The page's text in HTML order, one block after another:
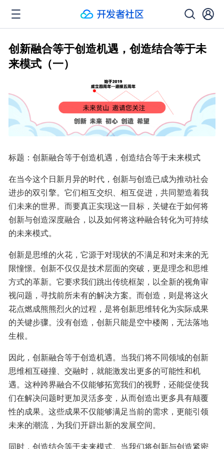
创新融合等于创造机遇，创造结合等于未
来模式（一）
标题：创新融合等于创造机遇，创造结合等于未来模式
在当今这个日新月异的时代，创新与创造已成为推动社会
进步的双引擎。它们相互交织、相互促进，共同塑造着我
们未来的世界。而要真正实现这一目标，关键在于如何将
创新与创造深度融合，以及如何将这种融合转化为可持续
的未来模式。
创新是思维的火花，它源于对现状的不满足和对未来的无
限憧憬。创新不仅仅是技术层面的突破，更是理念和思维
方式的革新。它要求我们跳出传统框架，以全新的视角审
视问题，寻找前所未有的解决方案。而创造，则是将这火
花点燃成熊熊烈火的过程，是将创新思维转化为实际成果
的关键步骤。没有创造，创新只能是空中楼阁，无法落地
生根。
因此，创新融合等于创造机遇。当我们将不同领域的创新
思维相互碰撞、交融时，就能激发出更多的可能性和机
遇。这种跨界融合不仅能够拓宽我们的视野，还能促使我
们在解决问题时更加灵活多变，从而创造出更多具有颠覆
性的成果。这些成果不仅能够满足当前的需求，更能引领
未来的潮流，为我们开辟出新的发展空间。
同时，创造结合等于未来模式。当我们将创新与创造紧密